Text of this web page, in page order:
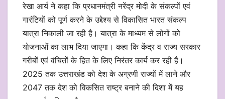
रेखा आर्य ने कहा कि प्रधानमंत्री नरेंद्र मोदी के संकल्पों एवं
गारंटियों को पूर्ण करने के उद्देश्य से विकासित भारत संकल्प
यात्रा निकाली जा रही है। यात्रा के माध्यम से लोगों को
योजनाओं का लाभ दिया जाएगा। कहा कि केंद्र व राज्य सरकार
गरीबों एवं वंचितों के हित के लिए निरंतर कार्य कर रही है।
2025 तक उत्तराखंड को देश के अग्रणी राज्यों में लाने और
2047 तक देश को विकसित राष्ट्र बनाने की दिशा में यह